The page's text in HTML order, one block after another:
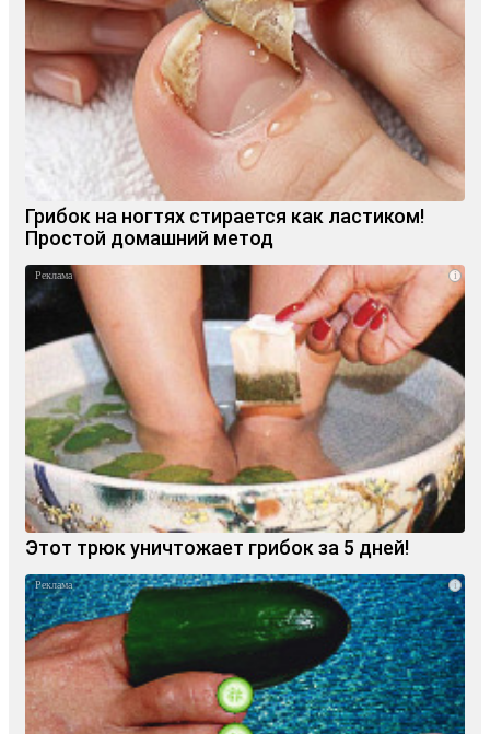
Грибок на ногтях стирается как ластиком!
Простой домашний метод
i
Этот трюк уничтожает грибок за 5 дней!
i